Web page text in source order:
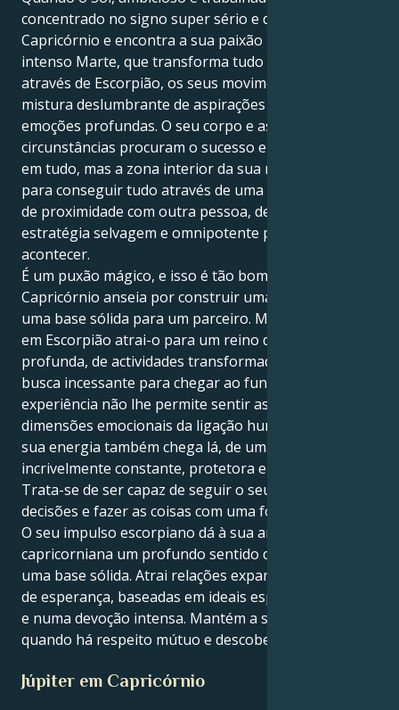
concentrado no signo super sério e disciplinado de
Capricórnio e encontra a sua paixão pelo poder no
intenso Marte, que transforma tudo o que toca
através de Escorpião, os seus movimentos são uma
mistura deslumbrante de aspirações pragmáticas e
emoções profundas. O seu corpo e as suas
circunstâncias procuram o sucesso e a estabilidade
em tudo, mas a zona interior da sua motivação urge
para conseguir tudo através de uma energia intensa
de proximidade com outra pessoa, de poder, de uma
estratégia selvagem e omnipotente para fazer tudo
acontecer.
É um puxão mágico, e isso é tão bom. O seu Sol em
Capricórnio anseia por construir uma vida segura e
uma base sólida para um parceiro. Mas o seu Marte
em Escorpião atrai-o para um reino de paixão
profunda, de actividades transformadoras e de uma
busca incessante para chegar ao fundo de tudo. Esta
experiência não lhe permite sentir as profundas
dimensões emocionais da ligação humana... mas a
sua energia também chega lá, de uma forma
incrivelmente constante, protetora e leal.
Trata-se de ser capaz de seguir o seu instinto, tomar
decisões e fazer as coisas com uma força silenciosa.
O seu impulso escorpiano dá à sua ambição
capricorniana um profundo sentido de propósito e
uma base sólida. Atrai relações expansivas e cheias
de esperança, baseadas em ideais espirituais comuns
e numa devoção intensa. Mantém a sua energia
quando há respeito mútuo e descoberta constante.
Júpiter em Capricórnio